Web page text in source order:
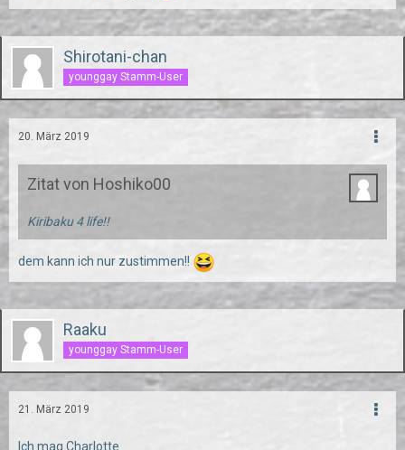
Shirotani-chan
younggay Stamm-User
20. März 2019
Zitat von Hoshiko00
Kiribaku 4 life!!
dem kann ich nur zustimmen!!
Raaku
younggay Stamm-User
21. März 2019
Ich mag Charlotte